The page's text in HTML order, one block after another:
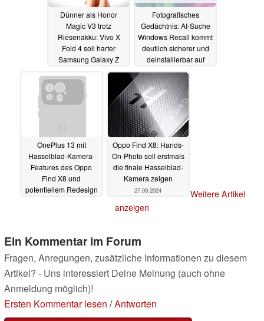
Dünner als Honor
Magic V3 trotz
Riesenakku: Vivo X
Fold 4 soll harter
Samsung Galaxy Z
Fold 7 Gegner werden
28.09.2024
Fotografisches
Gedächtnis: AI-Suche
Windows Recall kommt
deutlich sicherer und
deinstallierbar auf
CoPilot+ PCs zurück
28.09.2024
OnePlus 13 mit
Hasselblad-Kamera-
Features des Oppo
Find X8 und
potentiellem Redesign
Oppo Find X8: Hands-
On-Photo soll erstmals
die finale Hasselblad-
Kamera zeigen
27.09.2024
Weitere Artikel
anzeigen
Ein Kommentar im Forum
Fragen, Anregungen, zusätzliche Informationen zu diesem
Artikel? - Uns interessiert Deine Meinung (auch ohne
Anmeldung möglich)!
Ersten Kommentar lesen /Antworten